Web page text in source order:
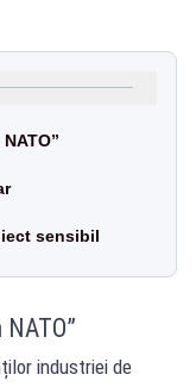
sensibil
industriei de